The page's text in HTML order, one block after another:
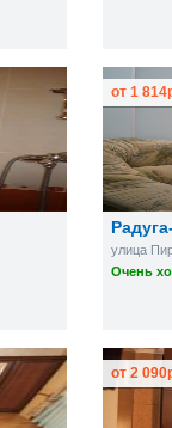
улица
Очень
от 1 814
от 2 090